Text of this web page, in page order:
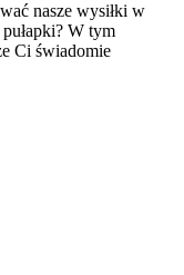
nasze wysiłki w
W tym
Ci świadomie